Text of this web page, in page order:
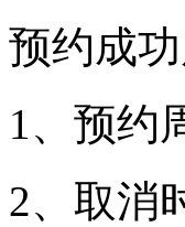
预约成
1、预约
2、取消